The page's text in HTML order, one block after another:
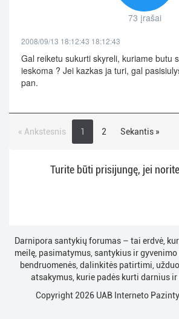
73 įrašai
2008/09/13 18:12:43 18:12:43
Gal reiketu sukurti skyreli, kuriame butu
ieskoma ? Jei kazkas ja turi, gal
pan.
« Ankstesnis 1 2 Sekantis »
Turite būti prisijungę, jei
Darnipora santykių forumas – tai erdvė,
meilę, pasimatymus, santykius ir
bendruomenės, dalinkitės patirtimi,
atsakymus, kurie padės kurti darnius
Copyright 2026 UAB Interneto